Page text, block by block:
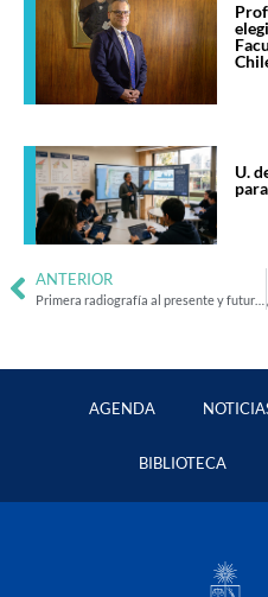
U.
ANTERIOR
AGENDA
BIBLIOTECA